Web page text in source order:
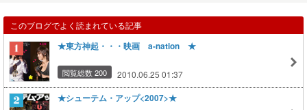
このブログでよく読まれている記事
★東方神起・・・映画 a-nation ★
閲覧総数 200 2010.06.25 01:37
★シューテム・アップ<2007>★